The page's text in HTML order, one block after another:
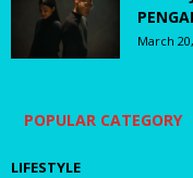
March
POPULAR CATEGORY
LIFESTYLE